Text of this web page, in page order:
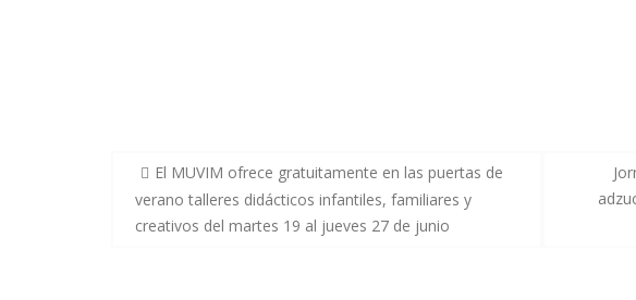
El MUVIM ofrece gratuitamente en las puertas de
verano talleres didácticos infantiles, familiares y
creativos del martes 19 al jueves 27 de junio